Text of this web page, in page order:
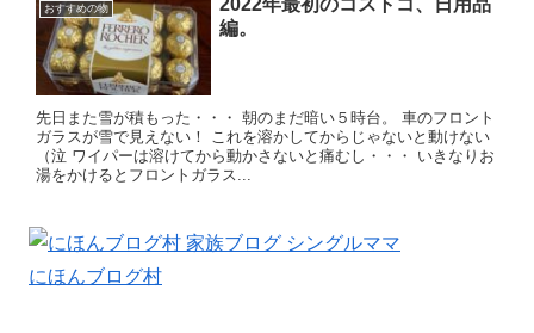
おすすめの物
編。
先日また雪が積もった・・・ 朝のまだ暗い５時台。 車のフロント
ガラスが雪で見えない！ これを溶かしてからじゃないと動けない
（泣 ワイパーは溶けてから動かさないと痛むし・・・ いきなりお
湯をかけるとフロントガラス...
にほんブログ村